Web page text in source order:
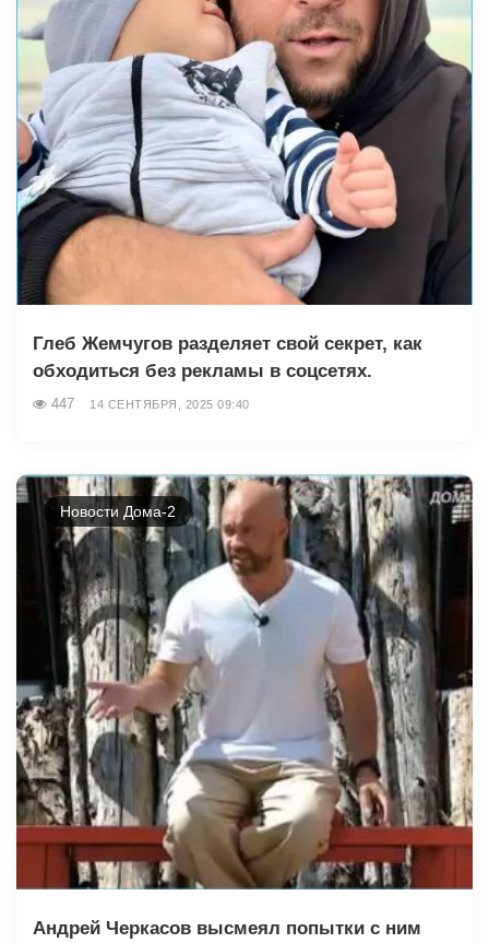
Глеб Жемчугов разделяет свой секрет, как
обходиться без рекламы в соцсетях.
447 14 СЕНТЯБРЯ, 2025 09:40
Новости Дома-2
Андрей Черкасов высмеял попытки с ним